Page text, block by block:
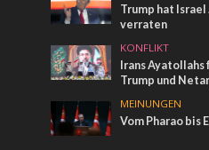
Trump hat
verraten
KONFLIKT
Irans
Trump und
MEINUNGEN
Vom Pharao bis